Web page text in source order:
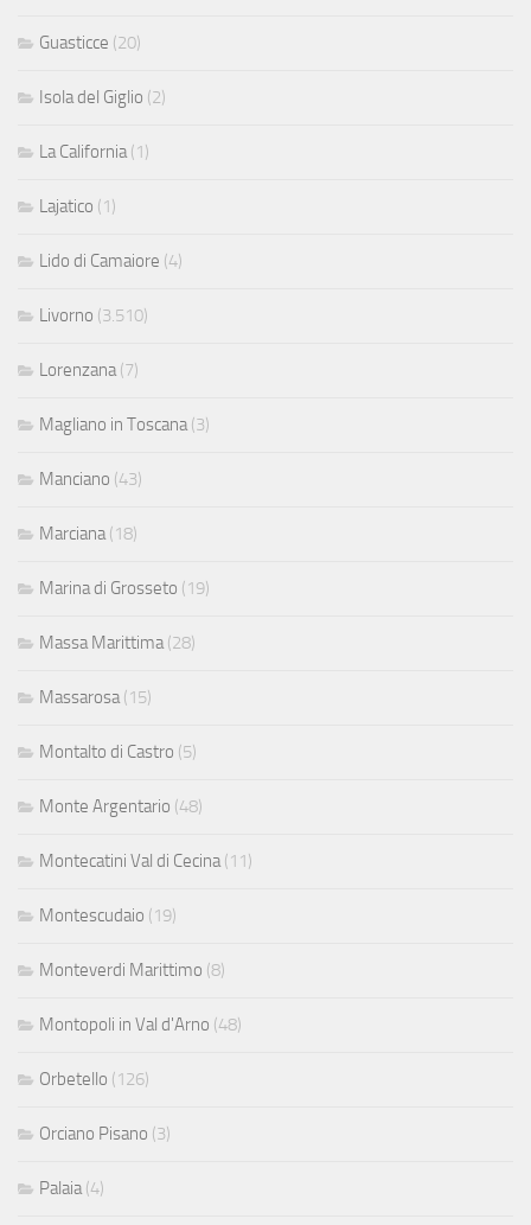
Guasticce (20)
Isola del Giglio (2)
La California (1)
Lajatico (1)
Lido di Camaiore (4)
Livorno (3.510)
Lorenzana (7)
Magliano in Toscana (3)
Manciano (43)
Marciana (18)
Marina di Grosseto (19)
Massa Marittima (28)
Massarosa (15)
Montalto di Castro (5)
Monte Argentario (48)
Montecatini Val di Cecina (11)
Montescudaio (19)
Monteverdi Marittimo (8)
Montopoli in Val d'Arno (48)
Orbetello (126)
Orciano Pisano (3)
Palaia (4)